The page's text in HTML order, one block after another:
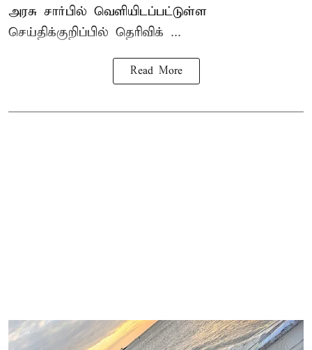
அரசு சார்பில் வெளியிடப்பட்டுள்ள
செய்திக்குறிப்பில் தெரிவிக் ...
Read More